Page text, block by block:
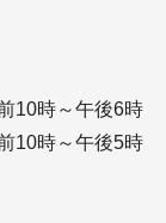
10時～午後6時
10時～午後5時